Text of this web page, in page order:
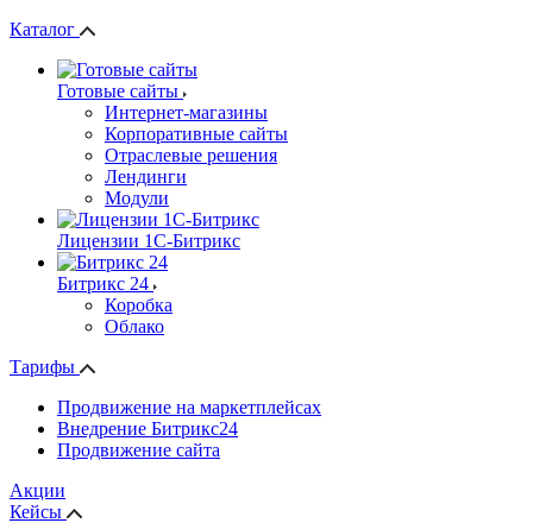
Каталог
Готовые сайты
Интернет-магазины
Корпоративные сайты
Отраслевые решения
Лендинги
Модули
Лицензии 1С-Битрикс
Битрикс 24
Коробка
Облако
Тарифы
Продвижение на маркетплейсах
Внедрение Битрикс24
Продвижение сайта
Акции
Кейсы